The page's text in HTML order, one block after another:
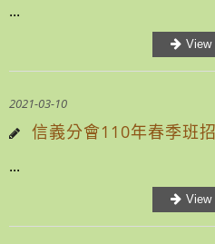
...
2021-03-10
信義分會110年春季班
...